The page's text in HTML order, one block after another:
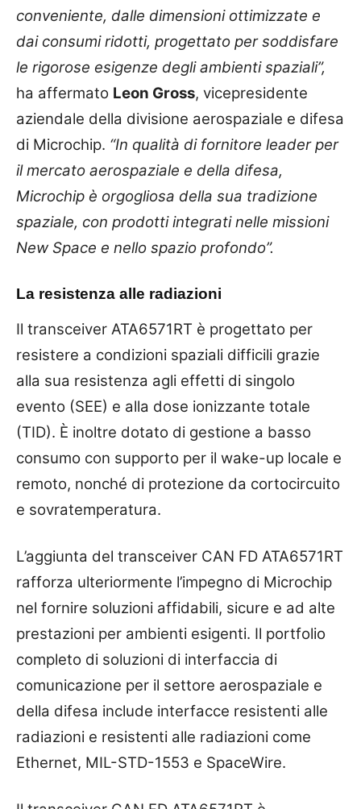
conveniente, dalle dimensioni ottimizzate e
dai consumi ridotti, progettato per soddisfare
le rigorose esigenze degli ambienti spaziali”,
ha affermato Leon Gross, vicepresidente
aziendale della divisione aerospaziale e difesa
di Microchip. “In qualità di fornitore leader per
il mercato aerospaziale e della difesa,
Microchip è orgogliosa della sua tradizione
spaziale, con prodotti integrati nelle missioni
New Space e nello spazio profondo”.
La resistenza alle radiazioni
Il transceiver ATA6571RT è progettato per
resistere a condizioni spaziali difficili grazie
alla sua resistenza agli effetti di singolo
evento (SEE) e alla dose ionizzante totale
(TID). È inoltre dotato di gestione a basso
consumo con supporto per il wake-up locale e
remoto, nonché di protezione da cortocircuito
e sovratemperatura.
L’aggiunta del transceiver CAN FD ATA6571RT
rafforza ulteriormente l’impegno di Microchip
nel fornire soluzioni affidabili, sicure e ad alte
prestazioni per ambienti esigenti. Il portfolio
completo di soluzioni di interfaccia di
comunicazione per il settore aerospaziale e
della difesa include interfacce resistenti alle
radiazioni e resistenti alle radiazioni come
Ethernet, MIL-STD-1553 e SpaceWire.